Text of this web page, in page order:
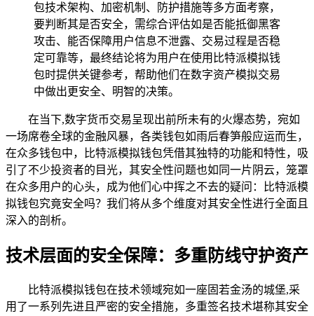
包技术架构、加密机制、防护措施等多方面考察，
要判断其是否安全，需综合评估如是否能抵御黑客
攻击、能否保障用户信息不泄露、交易过程是否稳
定可靠等，最终结论将为用户在使用比特派模拟钱
包时提供关键参考，帮助他们在数字资产模拟交易
中做出更安全、明智的决策。
在当下,数字货币交易呈现出前所未有的火爆态势，宛如
一场席卷全球的金融风暴，各类钱包如雨后春笋般应运而生，
在众多钱包中，比特派模拟钱包凭借其独特的功能和特性，吸
引了不少投资者的目光，其安全性问题也如同一片阴云，笼罩
在众多用户的心头，成为他们心中挥之不去的疑问：比特派模
拟钱包究竟安全吗？我们将从多个维度对其安全性进行全面且
深入的剖析。
技术层面的安全保障：多重防线守护资产
比特派模拟钱包在技术领域宛如一座固若金汤的城堡,采
用了一系列先进且严密的安全措施，多重签名技术堪称其安全